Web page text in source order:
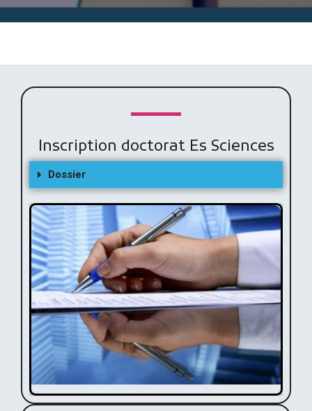
Inscription doctorat Es Sciences
Dossier